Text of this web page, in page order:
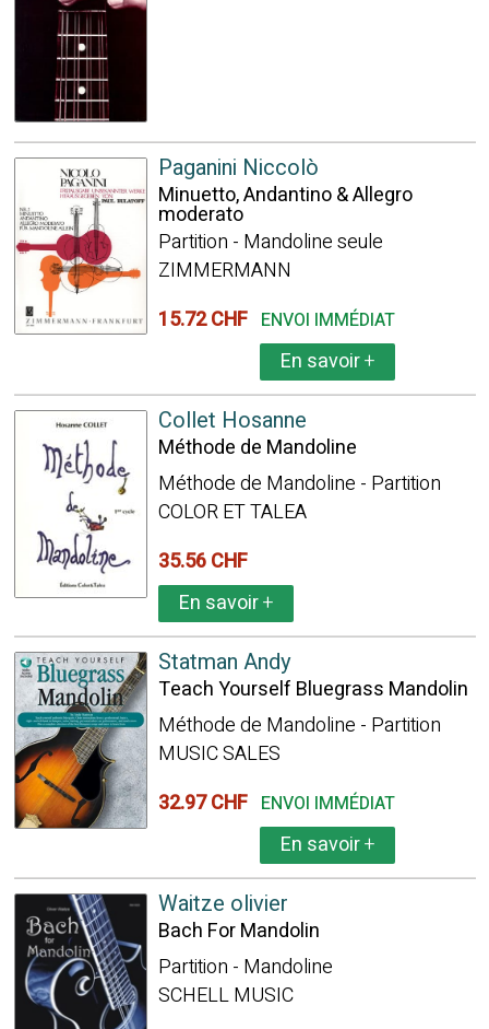
Paganini Niccolò
Minuetto, Andantino & Allegro
moderato
Partition - Mandoline seule
ZIMMERMANN
15.72 CHF ENVOI IMMÉDIAT
En savoir+
Collet Hosanne
Méthode de Mandoline
Méthode de Mandoline - Partition
COLOR ET TALEA
35.56 CHF
En savoir+
Statman Andy
Teach Yourself Bluegrass Mandolin
Méthode de Mandoline - Partition
MUSIC SALES
32.97 CHF ENVOI IMMÉDIAT
En savoir+
Waitze olivier
Bach For Mandolin
Partition - Mandoline
SCHELL MUSIC